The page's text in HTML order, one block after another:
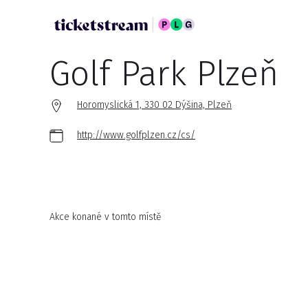
Golf Park Plzeň
Horomyslická 1, 330 02 Dýšina, Plzeň
http://www.golfplzen.cz/cs/
Akce konané v tomto místě